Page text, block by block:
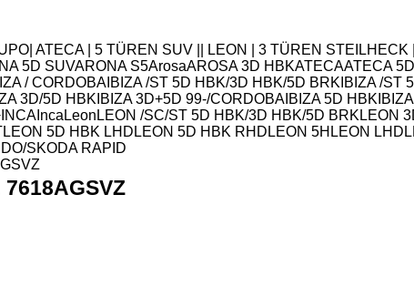
| ATECA | 5 TÜREN SUV | | LEON | 3 TÜREN STEILHECK
5D SUVARONA S5ArosaAROSA 3D HBKATECAATECA
/ CORDOBA IBIZA /ST 5D HBK/3D HBK/5D BRK IBIZA /ST
3D/5D HBK IBIZA 3D+5D 99-/CORDOBA IBIZA 5D HBK
Inca Leon LEON /SC/ST 5D HBK/3D HBK/5D BRK LEON
LEON 5D HBK LHD LEON 5D HBK RHD LEON 5H LEON LHD
SKODA RAPID